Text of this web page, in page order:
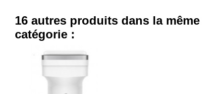
16 autres produits dans la même
catégorie :